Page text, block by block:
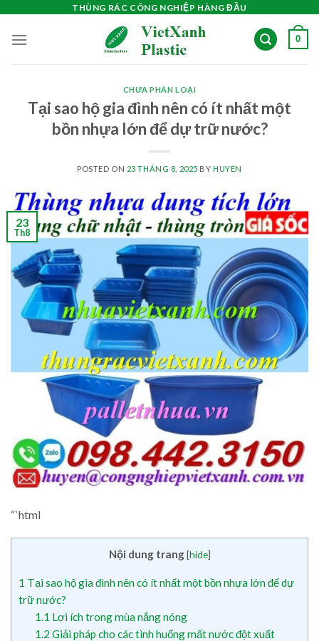
content
THÙNG RÁC CÔNG NGHIỆP HÀNG ĐẦU
0
CHƯA PHÂN LOẠI
Tại sao hộ gia đình nên có ít nhất một
bồn nhựa lớn để dự trữ nước?
POSTED ON 23 THÁNG 8, 2025 BY HUYEN
23
Th8
“`html
Nội dung trang [hide]
1 Tại sao hộ gia đình nên có ít nhất một bồn nhựa lớn để dự
trữ nước?
1.1 Lợi ích trong mùa nắng nóng
1.2 Giải pháp cho các tình huống mất nước đột xuất